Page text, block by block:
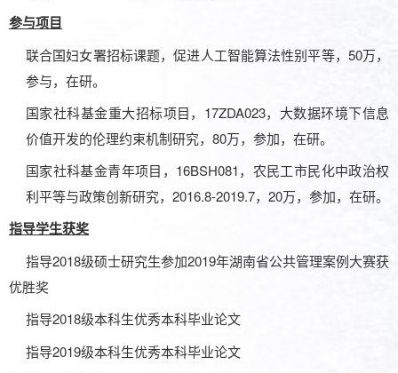
参与项目
联合国妇女署招标课题，促进人工智能算法性别平等， 50万，
参与，在研。
国家社科基金重大招标项目， 17ZDA023，大数据环境下信息
价值开发的伦理约束机制研究，80万，参加，在研。
国家社科基金青年项目， 16BSH081，农民工市民化中政治权
利平等与政策创新研究，2016.8-2019.7，20万，参加，在研。
指导学生获奖
指导2018级硕士研究生参加2019年湖南省公共管理案例大赛获
优胜奖
指导2018级本科生优秀本科毕业论文
指导2019级本科生优秀本科毕业论文